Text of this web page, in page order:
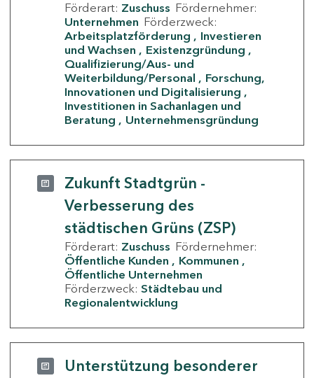
Förderart: Zuschuss Fördernehmer:
Unternehmen Förderzweck:
Arbeitsplatzförderung
Investieren
und Wachsen
Existenzgründung
Qualifizierung/Aus- und
Weiterbildung/Personal
Forschung,
Innovationen und Digitalisierung
Investitionen in Sachanlagen und
Beratung
Unternehmensgründung
Zukunft Stadtgrün -
Verbesserung des
städtischen Grüns (ZSP)
Förderart: Zuschuss Fördernehmer:
Öffentliche Kunden
Kommunen
Öffentliche Unternehmen
Förderzweck: Städtebau und
Regionalentwicklung
Unterstützung besonderer